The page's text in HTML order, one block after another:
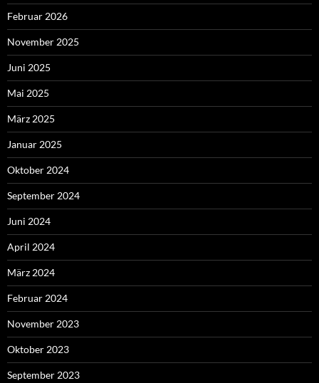
Februar 2026
November 2025
Juni 2025
Mai 2025
März 2025
Januar 2025
Oktober 2024
September 2024
Juni 2024
April 2024
März 2024
Februar 2024
November 2023
Oktober 2023
September 2023